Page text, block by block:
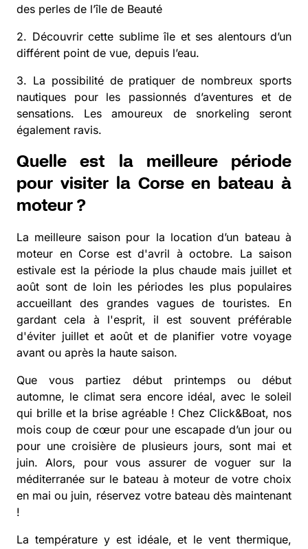
des perles de l’île de Beauté
2. Découvrir cette sublime île et ses alentours d’un
différent point de vue, depuis l’eau.
3. La possibilité de pratiquer de nombreux sports
nautiques pour les passionnés d’aventures et de
sensations. Les amoureux de snorkeling seront
également ravis.
Quelle est la meilleure période
pour visiter la Corse en bateau à
moteur ?
La meilleure saison pour la location d’un bateau à
moteur en Corse est d'avril à octobre. La saison
estivale est la période la plus chaude mais juillet et
août sont de loin les périodes les plus populaires
accueillant des grandes vagues de touristes. En
gardant cela à l'esprit, il est souvent préférable
d'éviter juillet et août et de planifier votre voyage
avant ou après la haute saison.
Que vous partiez début printemps ou début
automne, le climat sera encore idéal, avec le soleil
qui brille et la brise agréable ! Chez Click&Boat, nos
mois coup de cœur pour une escapade d’un jour ou
pour une croisière de plusieurs jours, sont mai et
juin. Alors, pour vous assurer de voguer sur la
méditerranée sur le bateau à moteur de votre choix
en mai ou juin, réservez votre bateau dès maintenant
!
La température y est idéale, et le vent thermique,